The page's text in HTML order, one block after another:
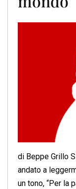
di Beppe Grillo
andato a
un tono, “Per la